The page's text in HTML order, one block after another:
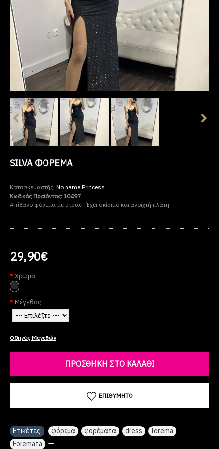
SILVA ΦΌΡΕΜΑ
Κατασκευαστής: No name Princess
Κωδικός Προϊόντος: 10497
Απίθανο φόρεμα με στρας . Έχει σκίσιμο και ανοιχτή πλάτη
29,90€
Χρώμα
Μέγεθος
Οδηγός Μεγεθών
ΠΡΟΣΘΉΚΗ ΣΤΟ ΚΑΛΆΘΙ
ΕΠΙΘΥΜΗΤΌ
Ετικέτες: φόρεμα φορέματα dress forema
Foremata